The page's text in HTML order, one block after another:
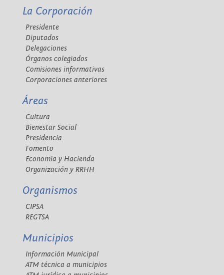
La Corporación
Presidente
Diputados
Delegaciones
Órganos colegiados
Comisiones informativas
Corporaciones anteriores
Áreas
Cultura
Bienestar Social
Presidencia
Fomento
Economía y Hacienda
Organización y RRHH
Organismos
CIPSA
REGTSA
Municipios
Información Municipal
ATM técnica a municipios